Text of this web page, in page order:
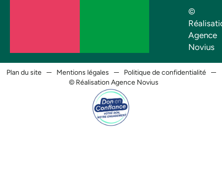
©
Agence
Novius
Plan du site Mentions légales
Politique de confidentialité
© Réalisation Agence Novius